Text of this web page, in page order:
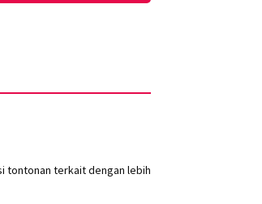
tontonan terkait dengan lebih